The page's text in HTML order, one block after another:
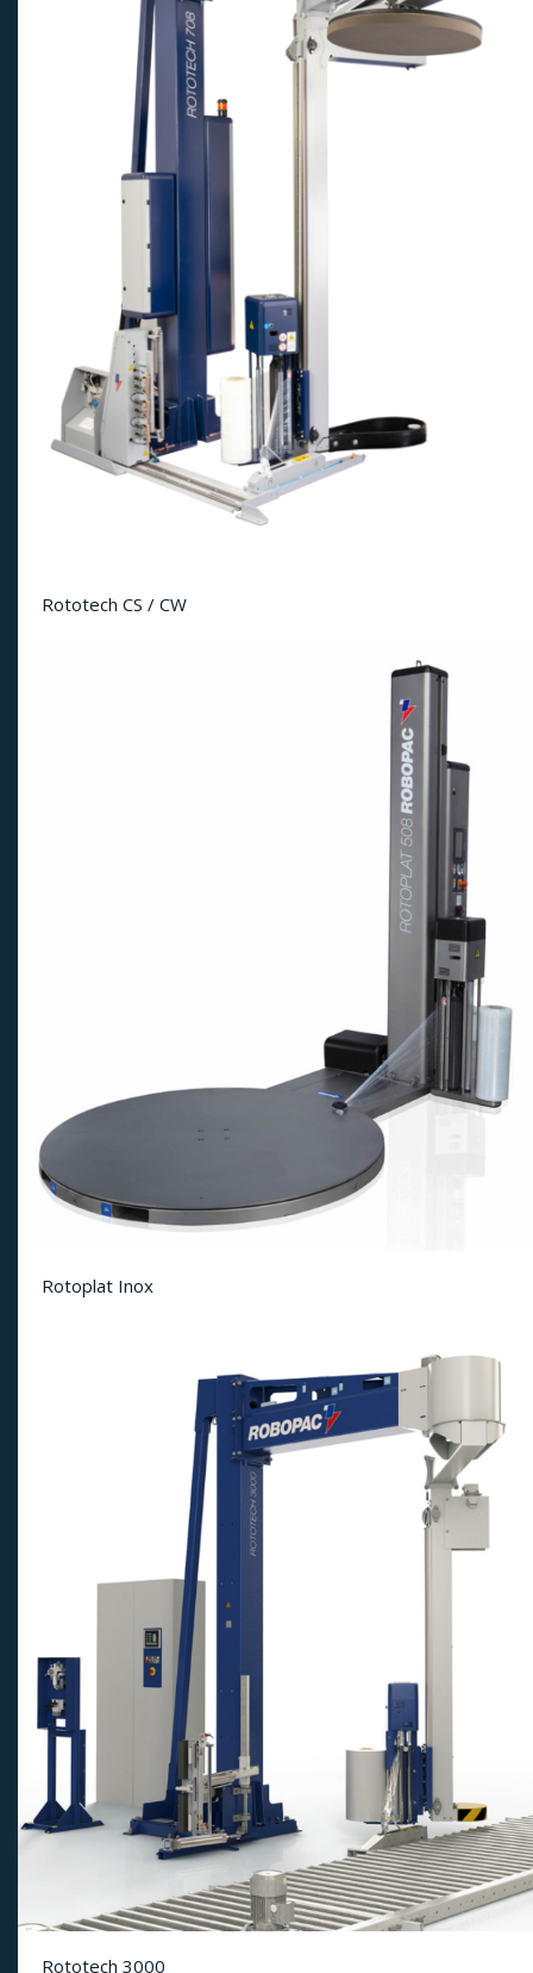
Rototech CS / CW
Rotoplat Inox
Rototech 3000